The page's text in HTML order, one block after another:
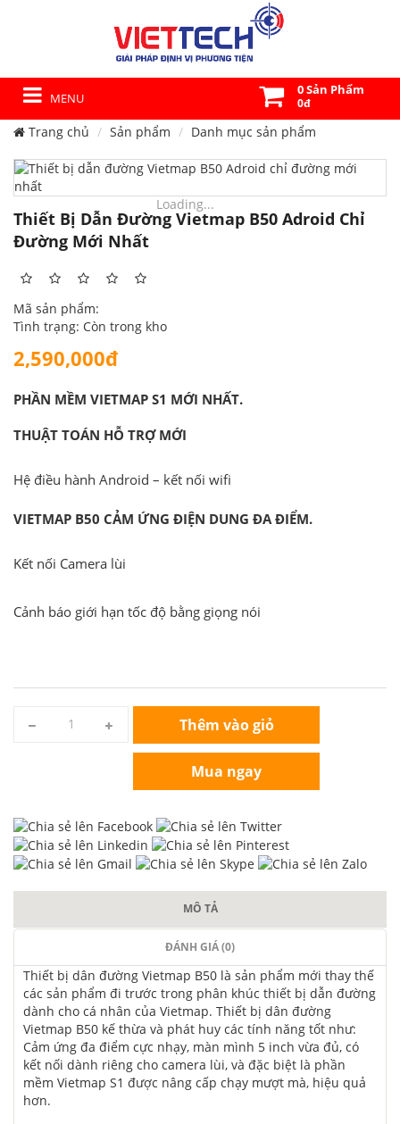
MENU
0 Sản Phẩm
0đ
Trang chủ Sản phẩm Danh mục sản phẩm
Loading...
Thiết Bị Dẫn Đường Vietmap B50 Adroid Chỉ
Đường Mới Nhất
Mã sản phẩm:
Tình trạng: Còn trong kho
2,590,000đ
PHẦN MỀM VIETMAP S1 MỚI NHẤT.
THUẬT TOÁN HỖ TRỢ MỚI
Hệ điều hành Android – kết nối wifi
VIETMAP B50 CẢM ỨNG ĐIỆN DUNG ĐA ĐIỂM.
Kết nối Camera lùi
Cảnh báo giới hạn tốc độ bằng giọng nói
Thêm vào giỏ
Mua ngay
MÔ TẢ
ĐÁNH GIÁ (0)
Thiết bị dân đường Vietmap B50 là sản phẩm mới thay thế
các sản phẩm đi trước trong phân khúc thiết bị dẫn đường
dành cho cá nhân của Vietmap. Thiết bị dân đường
Vietmap B50 kế thừa và phát huy các tính năng tốt như:
Cảm ứng đa điểm cực nhạy, màn mình 5 inch vừa đủ, có
kết nối dành riêng cho camera lùi, và đặc biệt là phần
mềm Vietmap S1 được nâng cấp chạy mượt mà, hiệu quả
hơn.